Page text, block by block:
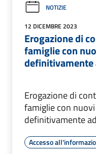
NOTIZIE
12 DICEMBRE 2023
Erogazione di
famiglie con
Erogazione di
famiglie con
definitivamente
Accesso